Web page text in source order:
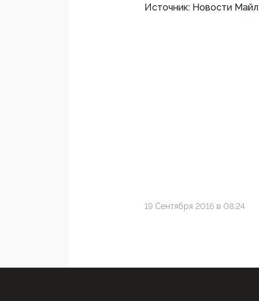
Источник: Новости Майл
19 Сентября 2016 в 08:24